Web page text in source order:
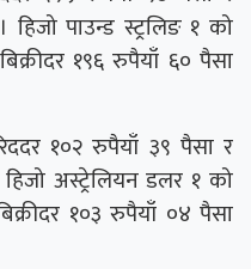
पाउन्ड स्ट्रलिङ १ को
१९६ रुपैयाँ ६० पैसा
१०२ रुपैयाँ ३९ पैसा र
अस्ट्रेलियन डलर १ को
१०३ रुपैयाँ ०४ पैसा